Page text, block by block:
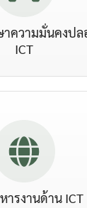
าความมั่นคงป
ICT
ารงานด้าน ICT